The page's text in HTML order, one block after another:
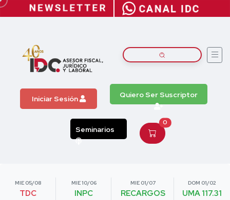
Iniciar Sesión Quiero Ser Suscriptor
Seminarios
0
MIE 05/08
TDC
MIE 10/06
INPC
MIE 01/07
RECARGOS
DOM 01/02
UMA 117.31